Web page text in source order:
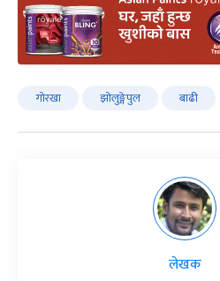
गोरखा झोलुङ्गेपुल बाढी
लेखक